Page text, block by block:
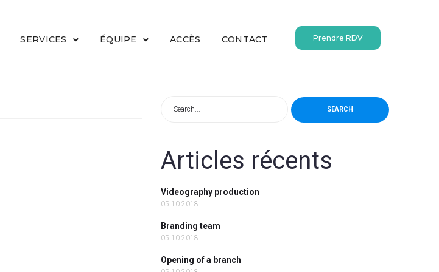
SERVICES ÉQUIPE ACCÈS CONTACT Prendre RDV
SEARCH
Articles récents
Videography production
05.10.2018
Branding team
05.10.2018
Opening of a branch